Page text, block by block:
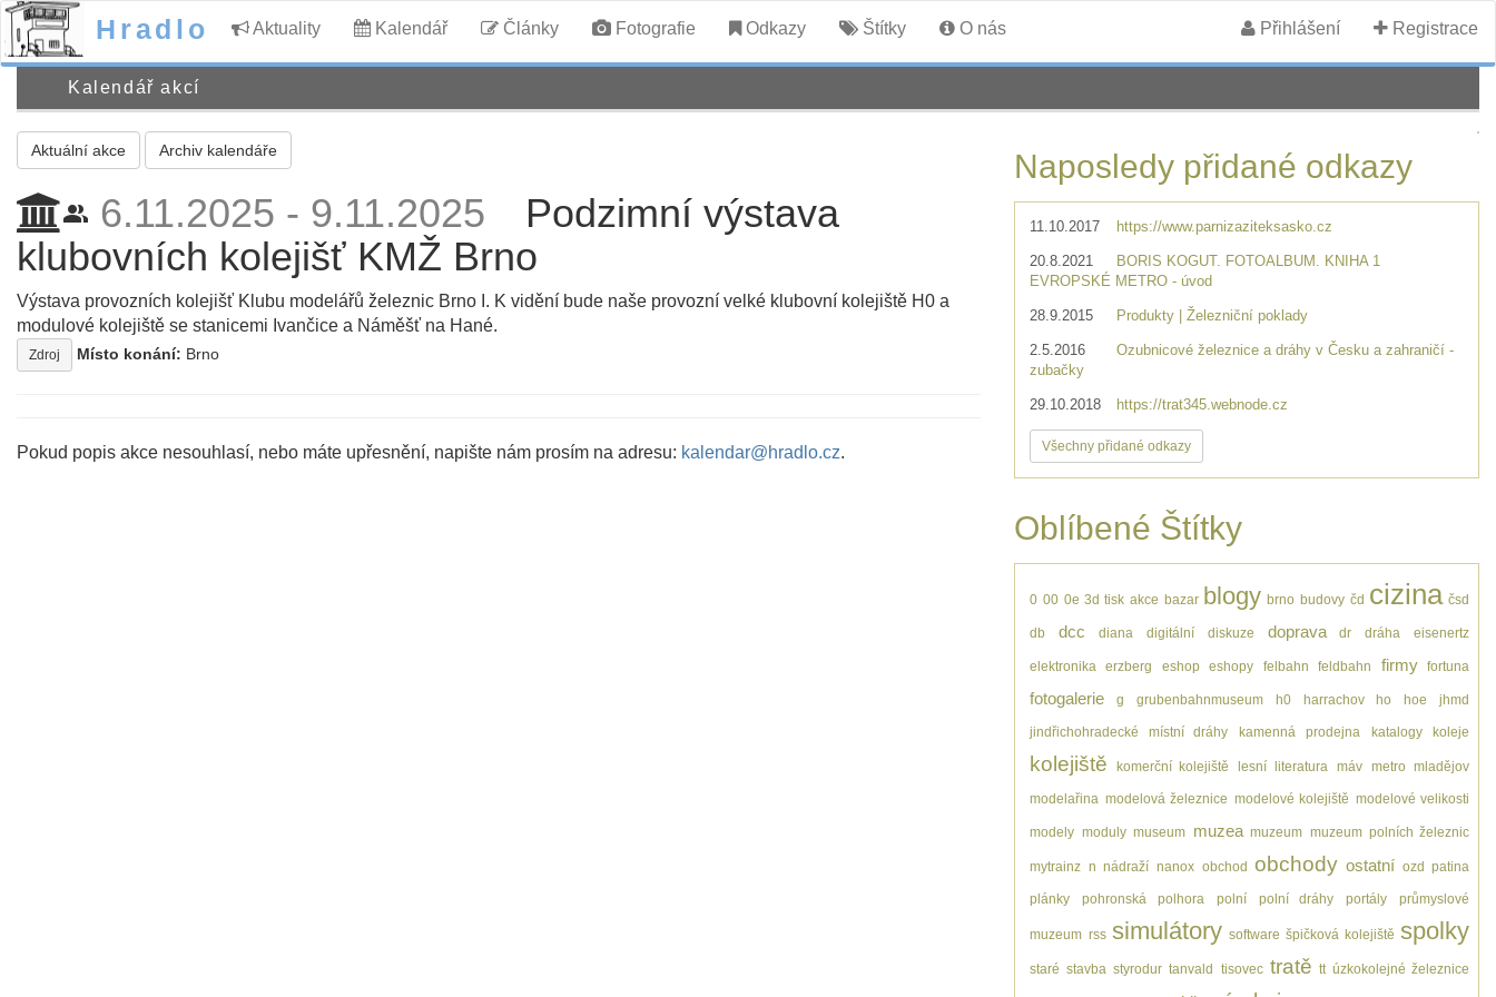
Hradlo Aktuality Kalendář Články Fotografie Odkazy Štítky O nás Přihlášení Registrace
Kalendář akcí
Aktuální akce Archiv kalendáře
people_alt 6.11.2025 - 9.11.2025
Podzimní výstava
klubovních kolejišť KMŽ Brno
Výstava provozních kolejišť Klubu modelářů železnic Brno I. K vidění bude naše provozní velké klubovní kolejiště H0 a
modulové kolejiště se stanicemi Ivančice a Náměšť na Hané.
Zdroj Místo konání: Brno
Pokud popis akce nesouhlasí, nebo máte upřesnění, napište nám prosím na adresu: kalendar@hradlo.cz.
Naposledy přidané odkazy
11.10.2017 https://www.parnizaziteksasko.cz
20.8.2021
BORIS KOGUT. FOTOALBUM. KNIHA 1
EVROPSKÉ METRO - úvod
28.9.2015 Produkty | Železniční poklady
2.5.2016
Ozubnicové železnice a dráhy v Česku a zahraničí -
zubačky
29.10.2018 https://trat345.webnode.cz
Všechny přidané odkazy
Oblíbené Štítky
0 00 0e 3d tisk akce bazar blogy brno budovy čd cizina čsd
db dcc diana digitální diskuze doprava dr dráha eisenertz
elektronika erzberg eshop eshopy felbahn feldbahn firmy fortuna
fotogalerie g grubenbahnmuseum h0 harrachov ho hoe jhmd
jindřichohradecké místní dráhy kamenná prodejna katalogy koleje
kolejiště komerční kolejiště lesní literatura máv metro mladějov
modelařina modelová železnice modelové kolejiště modelové velikosti
modely moduly museum muzea muzeum muzeum polních železnic
mytrainz n nádraží nanox obchod obchody ostatní ozd patina
plánky pohronská polhora polní polní dráhy portály průmyslové
muzeum rss simulátory software špičková kolejiště spolky
staré stavba styrodur tanvald tisovec tratě tt úzkokolejné železnice